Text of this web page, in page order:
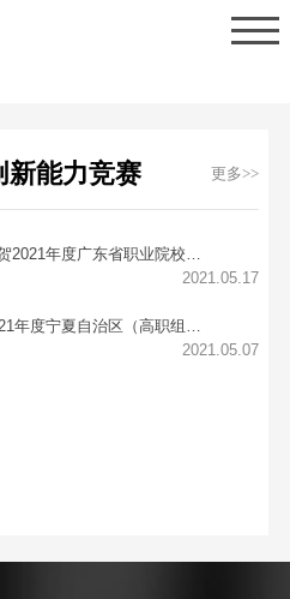
新能力竞赛 更多>>
2021.05.17
2021.05.07